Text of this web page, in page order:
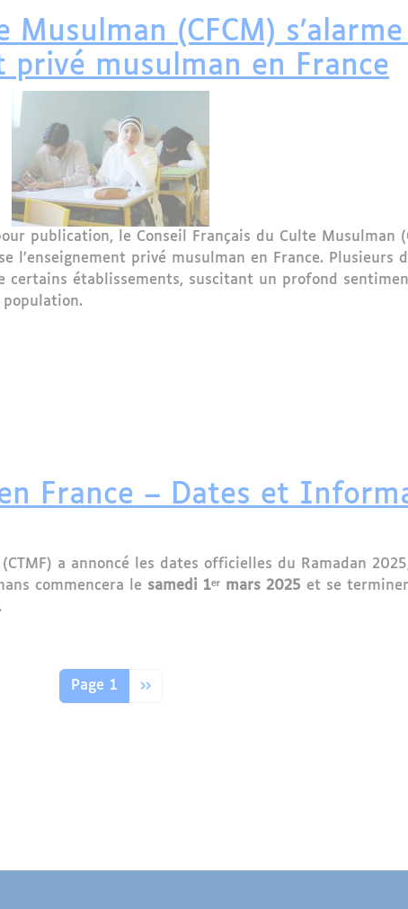
Musulman (CFCM)
privé musulman en France
publication, le Conseil Français du Culte Musulman
l’enseignement privé musulman en France. Plusieurs
établissements, suscitant un profond
France – Dates et
a annoncé les dates officielles du Ramadan
commencera le samedi 1ᵉʳ mars 2025 et se
Page 1 Page suivante
››